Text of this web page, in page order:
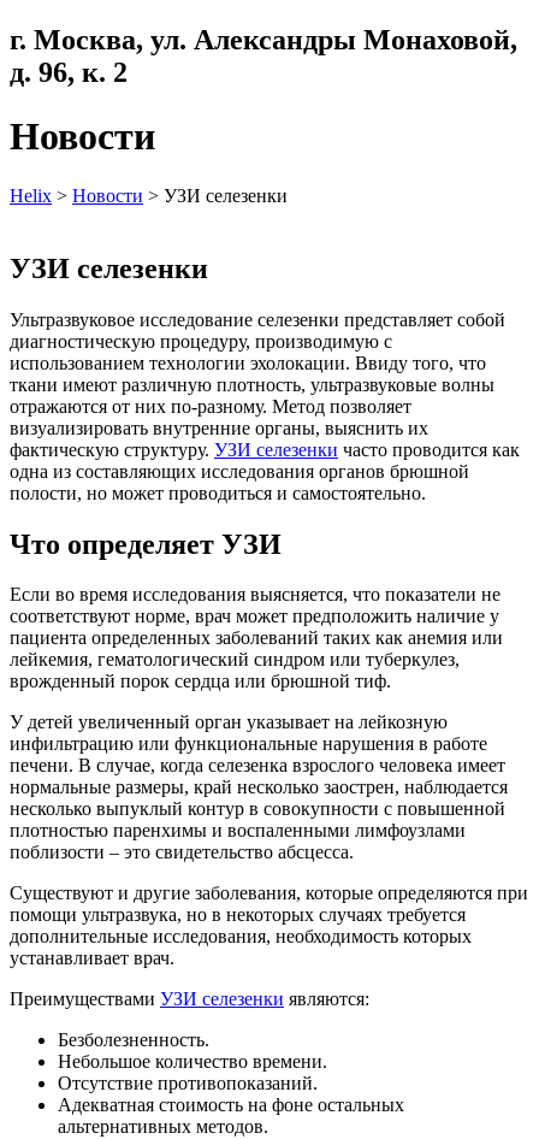
г. Москва, ул. Александры Монаховой,
д. 96, к. 2
Новости
Helix > Новости > УЗИ селезенки
УЗИ селезенки
Ультразвуковое исследование селезенки представляет собой
диагностическую процедуру, производимую с
использованием технологии эхолокации. Ввиду того, что
ткани имеют различную плотность, ультразвуковые волны
отражаются от них по-разному. Метод позволяет
визуализировать внутренние органы, выяснить их
фактическую структуру. УЗИ селезенки часто проводится как
одна из составляющих исследования органов брюшной
полости, но может проводиться и самостоятельно.
Что определяет УЗИ
Если во время исследования выясняется, что показатели не
соответствуют норме, врач может предположить наличие у
пациента определенных заболеваний таких как анемия или
лейкемия, гематологический синдром или туберкулез,
врожденный порок сердца или брюшной тиф.
У детей увеличенный орган указывает на лейкозную
инфильтрацию или функциональные нарушения в работе
печени. В случае, когда селезенка взрослого человека имеет
нормальные размеры, край несколько заострен, наблюдается
несколько выпуклый контур в совокупности с повышенной
плотностью паренхимы и воспаленными лимфоузлами
поблизости – это свидетельство абсцесса.
Существуют и другие заболевания, которые определяются при
помощи ультразвука, но в некоторых случаях требуется
дополнительные исследования, необходимость которых
устанавливает врач.
Преимуществами УЗИ селезенки являются:
Безболезненность.
Небольшое количество времени.
Отсутствие противопоказаний.
Адекватная стоимость на фоне остальных
альтернативных методов.